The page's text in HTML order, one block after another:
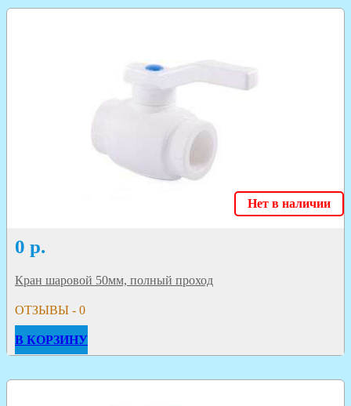
Нет в наличии
0 р.
Кран шаровой 50мм, полный проход
ОТЗЫВЫ - 0
В КОРЗИНУ